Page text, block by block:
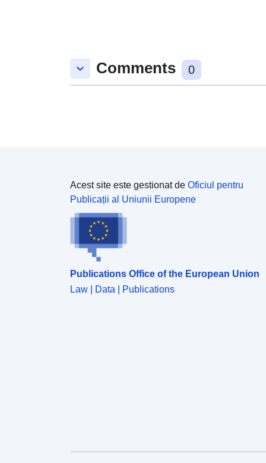
keyboard_arrow_down Comments 0
Acest site este gestionat de Oficiul pentru
Publicații al Uniunii Europene
Publications Office of the European Union
Law | Data | Publications